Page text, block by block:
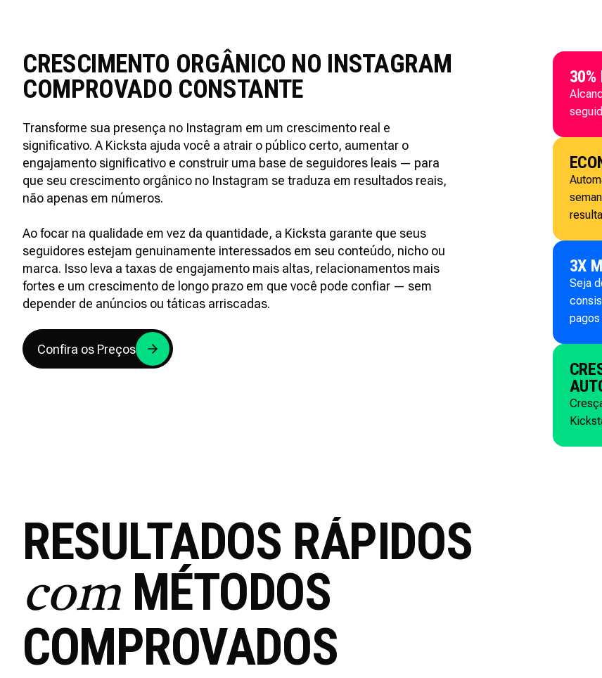
CRESCIMENTO ORGÂNICO NO INSTAGRAM
COMPROVADO CONSTANTE
Transforme sua presença no Instagram em um crescimento real e
significativo. A Kicksta ajuda você a atrair o público certo, aumentar o
engajamento significativo e construir uma base de seguidores leais — para
que seu crescimento orgânico no Instagram se traduza em resultados reais,
não apenas em números.
Ao focar na qualidade em vez da quantidade, a Kicksta garante que seus
seguidores estejam genuinamente interessados em seu conteúdo, nicho ou
marca. Isso leva a taxas de engajamento mais altas, relacionamentos mais
fortes e um crescimento de longo prazo em que você pode confiar — sem
depender de anúncios ou táticas arriscadas.
Confira os Preços
30%
3X
Seja
pagos
RESULTADOS RÁPIDOS
com MÉTODOS
COMPROVADOS